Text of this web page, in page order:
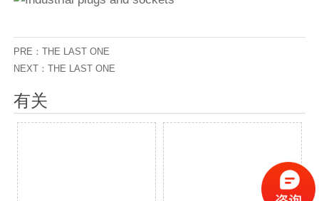
PRE：THE LAST ONE
NEXT：THE LAST ONE
有关